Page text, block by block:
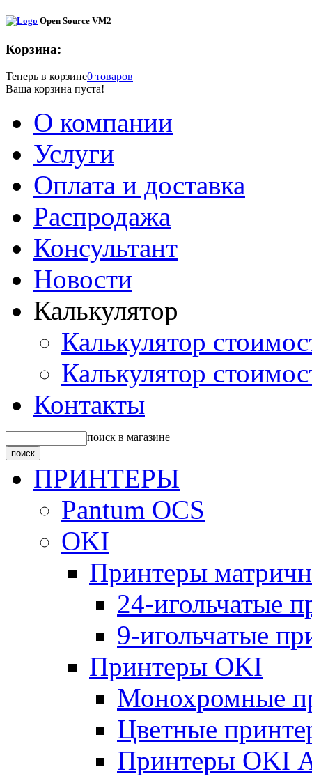
Open Source VM2
Корзина:
Теперь в корзине0 товаров
Ваша корзина пуста!
О компании
Услуги
Оплата и доставка
Распродажа
Консультант
Новости
Калькулятор
Калькулятор
Калькулятор
Контакты
поиск в магазине
ПРИНТЕРЫ
Pantum OCS
OKI
Принтеры
24-игольчатые
9-игольчатые
Принтеры OKI
Монохромные
Цветные
Принтеры OKI